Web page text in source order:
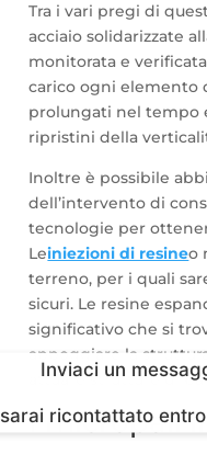
Tra i vari pregi di
acciaio solidarizzate
monitorata e
carico ogni elemento
prolungati nel tempo
ripristini della
Inoltre è possibile
dell’intervento di
tecnologie per
Leiniezioni di resineo
terreno, per i quali
sicuri. Le resine
significativo che si
appoggiare la
attuare strutture di
I micropali
Inviaci un
sarai ricontattato